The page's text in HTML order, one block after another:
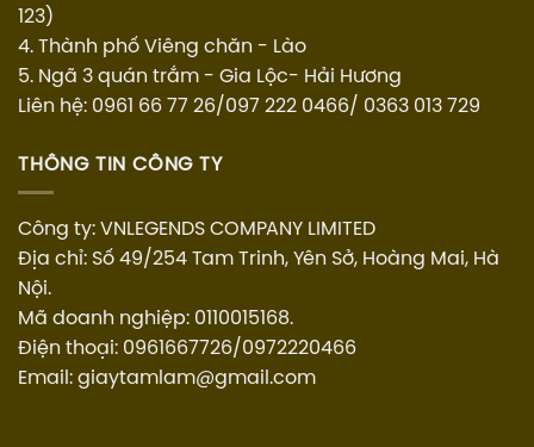
123)
4. Thành phố Viêng chăn - Lào
5. Ngã 3 quán trắm - Gia Lộc- Hải Hương
Liên hệ: 0961 66 77 26/097 222 0466/ 0363 013 729
THÔNG TIN CÔNG TY
Công ty: VNLEGENDS COMPANY LIMITED
Địa chỉ: Số 49/254 Tam Trinh, Yên Sở, Hoàng Mai, Hà
Nội.
Mã doanh nghiệp: 0110015168.
Điện thoại: 0961667726/0972220466
Email: giaytamlam@gmail.com